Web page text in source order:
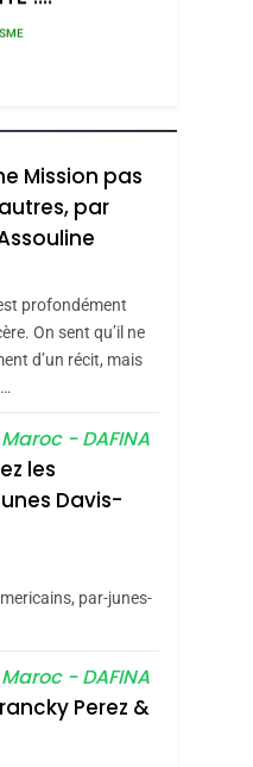
JE
– Jacques
Amandes
Le Miel
Azilal
Produits
–
De Loya
Je
Mission pas
par
profondément
On sent qu’il ne
d’un récit, mais
- DAFINA
les
Davis-
par-junes-
- DAFINA
Perez &